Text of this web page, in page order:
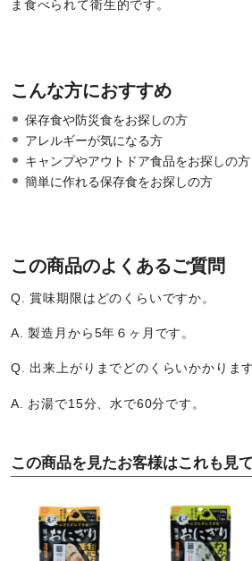
ま食べられて衛生的です。
こんな方におすすめ
保存食や防災食をお探しの方
アレルギーが気になる方
キャンプやアウトドア食品をお探しの方
簡単に作れる保存食をお探しの方
この商品のよくあるご質問
Q. 賞味期限はどのくらいですか。
A. 製造月から5年６ヶ月です。
Q. 出来上がりまでどのくらいかかります
A. お湯で15分、水で60分です。
この商品を見たお客様はこれも見